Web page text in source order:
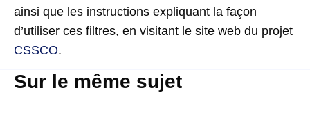
ainsi que les instructions expliquant la façon
d’utiliser ces filtres, en visitant le site web du projet
CSSCO.
Sur le même sujet